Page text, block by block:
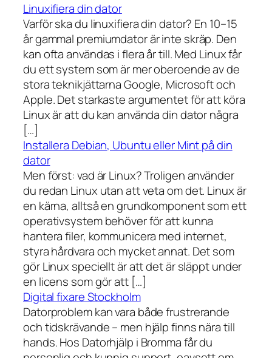
Linuxifiera din dator
Varför ska du linuxifiera din dator? En 10–15
år gammal premiumdator är inte skräp. Den
kan ofta användas i flera år till. Med Linux får
du ett system som är mer oberoende av de
stora teknikjättarna Google, Microsoft och
Apple. Det starkaste argumentet för att köra
Linux är att du kan använda din dator några
[…]
Installera Debian, Ubuntu eller Mint på din
dator
Men först: vad är Linux? Troligen använder
du redan Linux utan att veta om det. Linux är
en kärna, alltså en grundkomponent som ett
operativsystem behöver för att kunna
hantera filer, kommunicera med internet,
styra hårdvara och mycket annat. Det som
gör Linux speciellt är att det är släppt under
en licens som gör att […]
Digital fixare Stockholm
Datorproblem kan vara både frustrerande
och tidskrävande – men hjälp finns nära till
hands. Hos Datorhjälp i Bromma får du